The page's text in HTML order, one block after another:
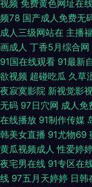
产日日夜夜网站 亚洲
超碰在线98草 九一黑
线久草网 岛国视频在
两性网 91视频色色 国
站 操逼一级片色片 91
操蜜桃91 97av资源 韩
视频 免费黄色网址在
频78 国产成人免费无
成人三级网站在 主播
画成人 丁香5月综合网
91国在线观看 91最新
欲视频 超碰吃瓜 久草
夜寂寞影院 新视觉影
无码 97日穴网 成人免
在线播放 91制作传媒
韩美女直播 91尤物69
黄瓜视频成人 性爱婷
夜宅男在线 91专区在
线 97五月天婷婷 日韩